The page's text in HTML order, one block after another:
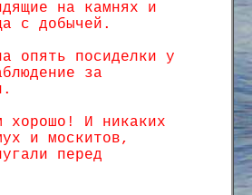
на камнях и
с добычей.
опять посиделки у
за
хорошо! И никаких
и москитов,
перед